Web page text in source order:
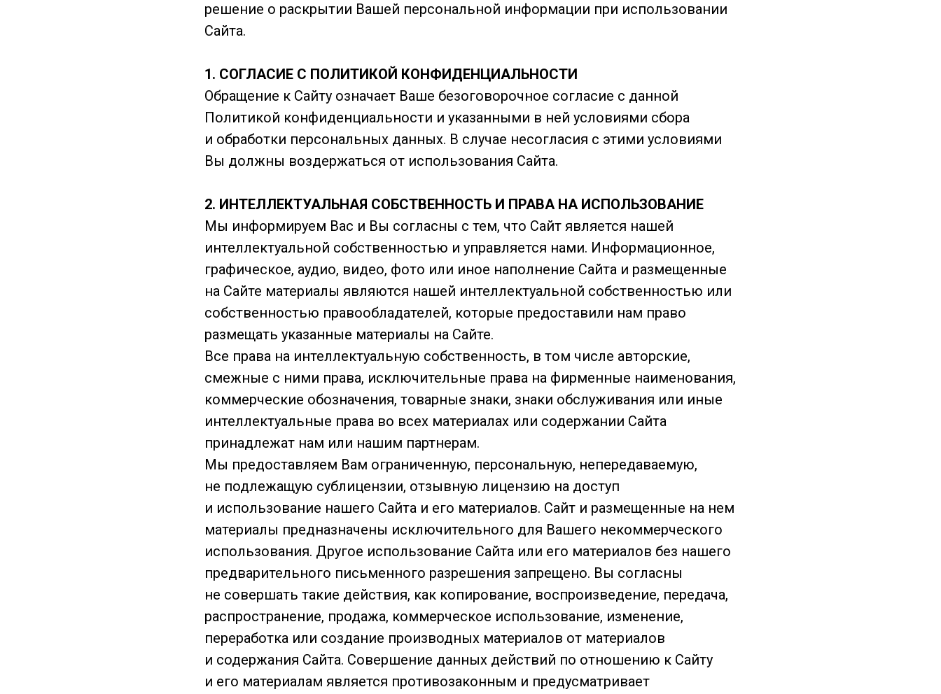
решение о раскрытии Вашей персональной информации при использовании
Сайта.
1. СОГЛАСИЕ С ПОЛИТИКОЙ КОНФИДЕНЦИАЛЬНОСТИ
Обращение к Сайту означает Ваше безоговорочное согласие с данной
Политикой конфиденциальности и указанными в ней условиями сбора
и обработки персональных данных. В случае несогласия с этими условиями
Вы должны воздержаться от использования Сайта.
2. ИНТЕЛЛЕКТУАЛЬНАЯ СОБСТВЕННОСТЬ И ПРАВА НА ИСПОЛЬЗОВАНИЕ
Мы информируем Вас и Вы согласны с тем, что Сайт является нашей
интеллектуальной собственностью и управляется нами. Информационное,
графическое, аудио, видео, фото или иное наполнение Сайта и размещенные
на Сайте материалы являются нашей интеллектуальной собственностью или
собственностью правообладателей, которые предоставили нам право
размещать указанные материалы на Сайте.
Все права на интеллектуальную собственность, в том числе авторские,
смежные с ними права, исключительные права на фирменные наименования,
коммерческие обозначения, товарные знаки, знаки обслуживания или иные
интеллектуальные права во всех материалах или содержании Сайта
принадлежат нам или нашим партнерам.
Мы предоставляем Вам ограниченную, персональную, непередаваемую,
не подлежащую сублицензии, отзывную лицензию на доступ
и использование нашего Сайта и его материалов. Сайт и размещенные на нем
материалы предназначены исключительного для Вашего некоммерческого
использования. Другое использование Сайта или его материалов без нашего
предварительного письменного разрешения запрещено. Вы согласны
не совершать такие действия, как копирование, воспроизведение, передача,
распространение, продажа, коммерческое использование, изменение,
переработка или создание производных материалов от материалов
и содержания Сайта. Совершение данных действий по отношению к Сайту
и его материалам является противозаконным и предусматривает